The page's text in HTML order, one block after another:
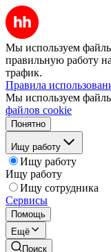
Мы используем
правильную работу
трафик.
Правила
Мы используем
файлов cookie
Понятно
Ищу работу
Ищу работу
Ищу работу
Ищу сотрудника
Сервисы
Помощь
Ещё
Поиск